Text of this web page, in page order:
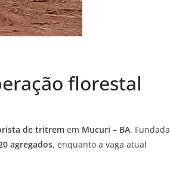
florestal
de tritrem em Mucuri – BA. Fundada
agregados, enquanto a vaga atual